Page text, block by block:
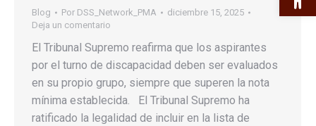
Blog Por DSS_Network_PMA
diciembre 15, 2025
Deja un comentario
El Tribunal Supremo reafirma que los aspirantes
por el turno de discapacidad deben ser evaluados
en su propio grupo, siempre que superen la nota
mínima establecida. El Tribunal Supremo ha
ratificado la legalidad de incluir en la lista de